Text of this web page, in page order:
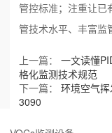
管控标准；注重让已
管技术水平、丰富监
上一篇：一文读懂
格化监测技术规范
下一篇：环境空气
3090